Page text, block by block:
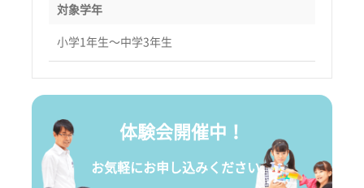
対象学年
小学1年生〜中学3年生
体験会開催中！
お気軽にお申し込みください。